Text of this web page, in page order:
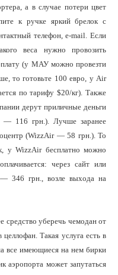
а в случае потери цвет
к ручке яркий брелок с
телефон, e-mail. Если
веса нужно провозить
(у МАУ можно провезти
то готовьте 100 евро, у Air
по тарифу $20/кг). Также
дерут приличные деньги
— 116 грн.). Лучше заранее
(WizzAir — 58 грн.). То
у WizzAir бесплатно можно
через сайт или
346 грн., возле выхода на
средство уберечь чемодан от
Такая услуга есть в
все имеющиеся на нем бирки
аэропорта может запутаться